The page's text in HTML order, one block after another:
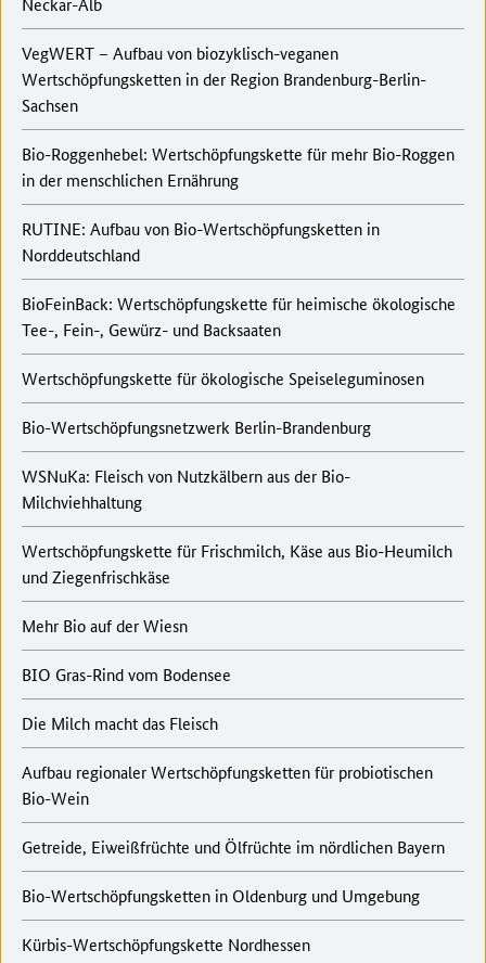
VegWERT – Aufbau von biozyklisch-veganen
Wertschöpfungsketten in der Region Brandenburg-Berlin-
Sachsen
Bio-Roggenhebel: Wertschöpfungskette für mehr Bio-Roggen
in der menschlichen Ernährung
RUTINE: Aufbau von Bio-Wertschöpfungsketten in
Norddeutschland
BioFeinBack: Wertschöpfungskette für heimische ökologische
Tee-, Fein-, Gewürz- und Backsaaten
Wertschöpfungskette für ökologische Speiseleguminosen
Bio-Wertschöpfungsnetzwerk Berlin-Brandenburg
WSNuKa: Fleisch von Nutzkälbern aus der Bio-
Milchviehhaltung
Wertschöpfungskette für Frischmilch, Käse aus Bio-Heumilch
und Ziegenfrischkäse
Mehr Bio auf der Wiesn
BIO Gras-Rind vom Bodensee
Die Milch macht das Fleisch
Aufbau regionaler Wertschöpfungsketten für probiotischen
Bio-Wein
Getreide, Eiweißfrüchte und Ölfrüchte im nördlichen Bayern
Bio-Wertschöpfungsketten in Oldenburg und Umgebung
Kürbis-Wertschöpfungskette Nordhessen